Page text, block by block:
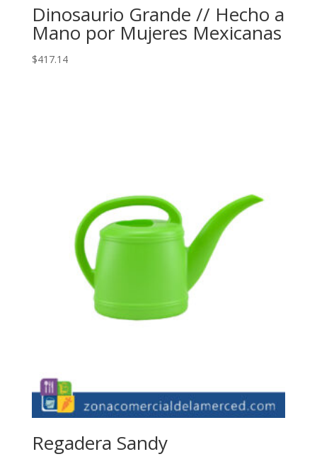
Dinosaurio Grande // Hecho a
Mano por Mujeres Mexicanas
$417.14
Regadera Sandy